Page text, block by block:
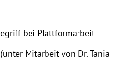
bei Plattformarbeit
Mitarbeit von Dr. Tania